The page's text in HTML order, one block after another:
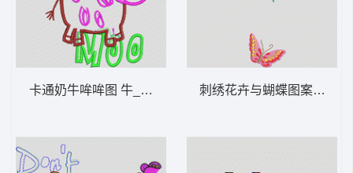
卡通奶牛哞哞图 牛_卡通贴布 刺绣花卉与蝴蝶图案 蝴蝶_